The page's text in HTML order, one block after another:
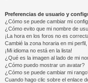
Preferencias de usuario y
¿Cómo se puede cambiar mi
¿Cómo evito que mi nombre de
¡La hora en los foros no es
Cambié la zona horaria en mi
¡Mi idioma no está en la lista!
¿Qué es la imagen al lado de mi
¿Cómo puedo mostrar un avatar?
¿Cómo se puede cambiar mi
Cuando hago clic sobre el enlace